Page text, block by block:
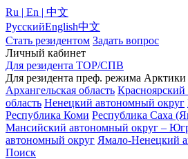
Ru | En | 中文
РусскийEnglish中文
Стать резидентом Задать вопрос
Личный кабинет
Для резидента ТОР/СПВ
Для резидента преф. режима Арктики
Архангельская область Красноярский
область Ненецкий автономный округ
Республика Коми Республика Саха
Мансийский автономный округ –
автономный округ Ямало-Ненецкий
Поиск